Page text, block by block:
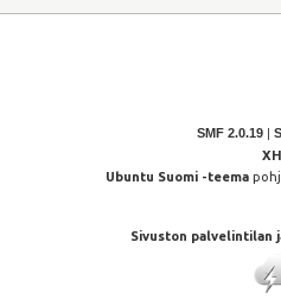
SMF 2.0.19 |
Ubuntu Suomi -teema
Sivuston palvelintilan